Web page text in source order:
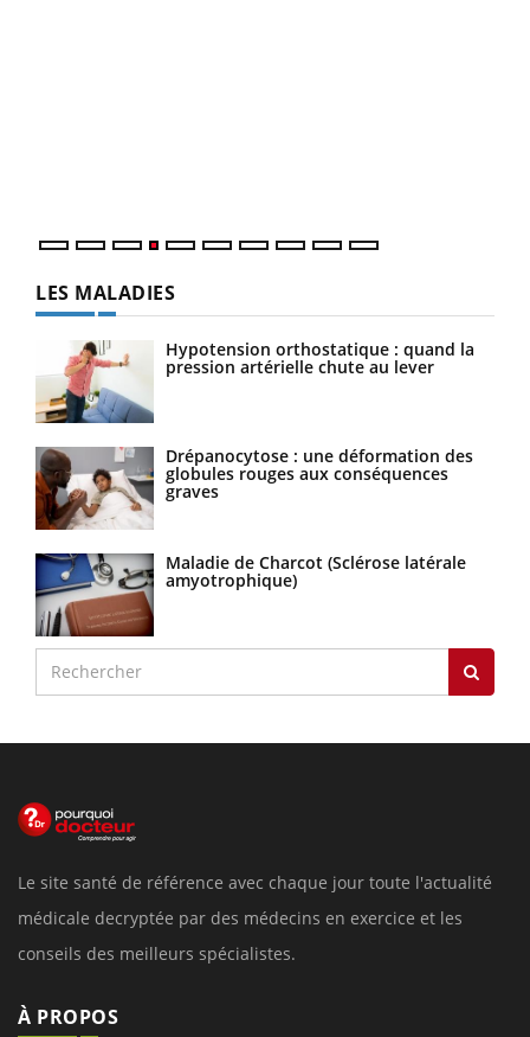
LES MALADIES
Hypotension orthostatique : quand la
pression artérielle chute au lever
Drépanocytose : une déformation des
globules rouges aux conséquences
graves
Maladie de Charcot (Sclérose latérale
amyotrophique)
Le site santé de référence avec chaque jour toute l'actualité
médicale decryptée par des médecins en exercice et les
conseils des meilleurs spécialistes.
À PROPOS